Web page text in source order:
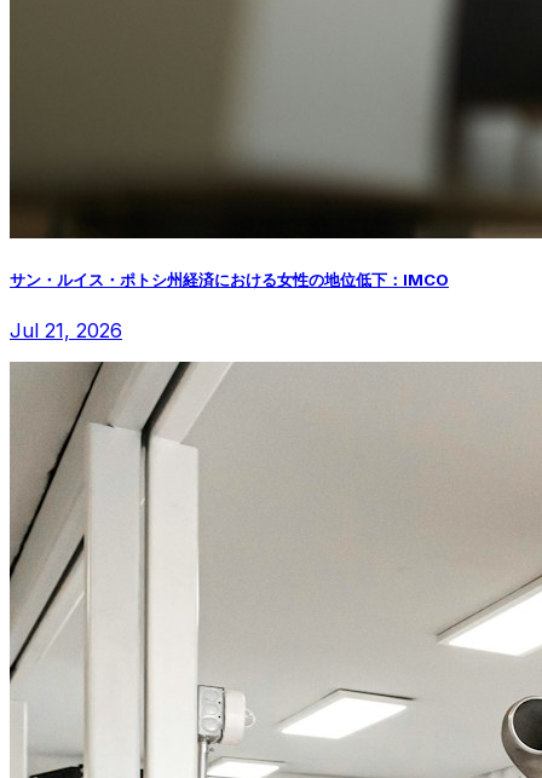
サン・ルイス・ポトシ州経済における女性の地位低下：IMCO
Jul 21, 2026